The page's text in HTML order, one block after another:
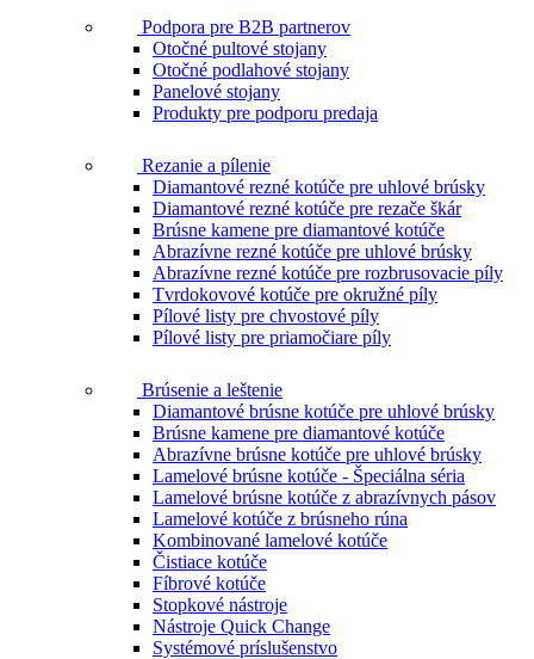
Podpora pre B2B partnerov
Otočné pultové stojany
Otočné podlahové stojany
Panelové stojany
Produkty pre podporu predaja
Rezanie a pílenie
Diamantové rezné kotúče pre uhlové brúsky
Diamantové rezné kotúče pre rezače škár
Brúsne kamene pre diamantové kotúče
Abrazívne rezné kotúče pre uhlové brúsky
Abrazívne rezné kotúče pre rozbrusovacie píly
Tvrdokovové kotúče pre okružné píly
Pílové listy pre chvostové píly
Pílové listy pre priamočiare píly
Brúsenie a leštenie
Diamantové brúsne kotúče pre uhlové brúsky
Brúsne kamene pre diamantové kotúče
Abrazívne brúsne kotúče pre uhlové brúsky
Lamelové brúsne kotúče - Špeciálna séria
Lamelové brúsne kotúče z abrazívnych pásov
Lamelové kotúče z brúsneho rúna
Kombinované lamelové kotúče
Čistiace kotúče
Fíbrové kotúče
Stopkové nástroje
Nástroje Quick Change
Systémové príslušenstvo